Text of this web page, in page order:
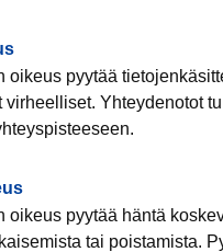
oikeus pyytää
virheelliset. Yhteydenotot
oikeus pyytää häntä
tai poistamista.